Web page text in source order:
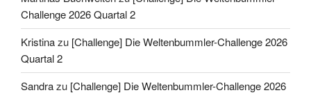
Challenge 2026 Quartal 2
Kristinazu [Challenge] Die Weltenbummler-Challenge 2026
Quartal 2
Sandrazu [Challenge] Die Weltenbummler-Challenge 2026